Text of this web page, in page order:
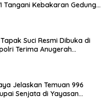
Tangani Kebakaran Gedung
Suci Resmi Dibuka di
Terima Anugerah
Jelaskan Temuan 996
Senjata di Yayasan